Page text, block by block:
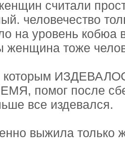
считали
человечество
на уровень кобюа
женщина тоже
которым
помог после
все издевался.
выжила только